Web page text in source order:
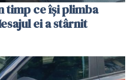
timp ce își plimba
ei a stârnit